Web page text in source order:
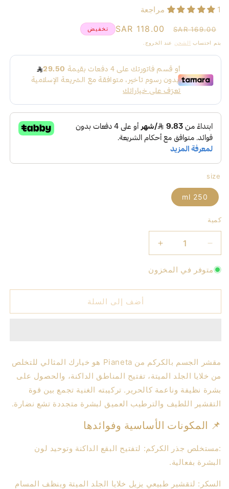
1 مراجعة
سعر
عادي
169.00 SAR
سعر
البيع
118.00 SAR تخفيض
يتم احتساب الشحن عند الخروج.
size
250 ml
كمية
كمية
لـ
الجسم
زيادة
لـ
الجسم
بالكركم
متوفر في المخزون
أضف إلى السلة
مقشر الجسم بالكركم من Pianeta هو خيارك المثالي للتخلص
من خلايا الجلد الميتة، تفتيح المناطق الداكنة، والحصول على
بشرة نظيفة وناعمة كالحرير. تركيبته الغنية تجمع بين قوة
التقشير اللطيف والترطيب العميق لبشرة متجددة تشع نضارة.
📌 المكونات الأساسية وفوائدها
:مستخلص جذر الكركم: لتفتيح البقع الداكنة وتوحيد لون
البشرة بفعالية.
السكر: لتقشير طبيعي يزيل خلايا الجلد الميتة وينظف المسام